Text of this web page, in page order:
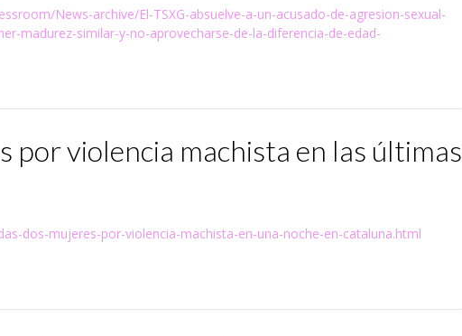
News-archive/El-TSXG-absuelve-a-un-acusado-de-agresion-sexual-
madurez-similar-y-no-aprovecharse-de-la-diferencia-de-edad-
por violencia machista en las últimas
dos-mujeres-por-violencia-machista-en-una-noche-en-cataluna.html